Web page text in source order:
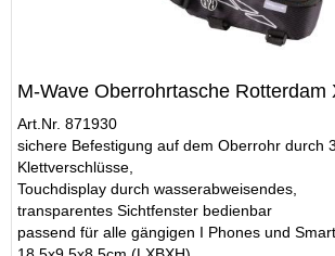
M-Wave Oberrohrtasche Rotterdam
Art.Nr. 871930
sichere Befestigung auf dem Oberrohr durch 3
Klettverschlüsse,
Touchdisplay durch wasserabweisendes,
transparentes Sichtfenster bedienbar
passend für alle gängigen I Phones und